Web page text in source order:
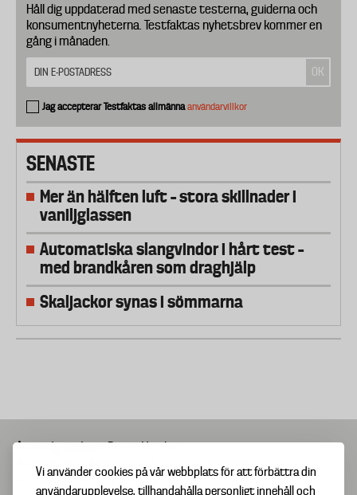
Vi använder cookies på vår webbplats för att förbättra din
användarupplevelse, tillhandahålla personligt innehåll och
Håll dig uppdaterad med senaste testerna, guiderna och
konsumentnyheterna. Testfaktas nyhetsbrev kommer en
gång i månaden.
Jag accepterar Testfaktas allmännaanvändarvillkor
SENASTE
Mer än hälften luft – stora skillnader i
vaniljglassen
Automatiska slangvindor i hårt test –
med brandkåren som draghjälp
Skaljackor synas i sömmarna
Ansvarig utgivareBengt Vernberg
© Copyright 2025 Testfakta